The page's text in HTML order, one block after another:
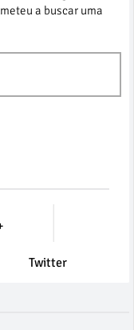
a buscar uma
Twitter